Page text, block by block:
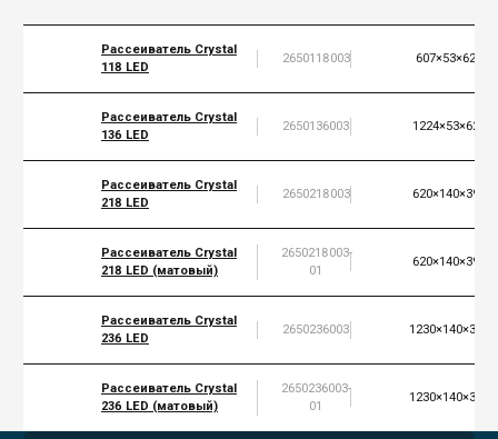
Руководство
Региональные представители
Контакты
Рассеиватель Crystal
118 LED
2650118003 607×53×62
Рассеиватель Crystal
136 LED
2650136003 1224×53×62
Рассеиватель Crystal
218 LED
2650218003 620×140×39
Рассеиватель Crystal
218 LED (матовый)
2650218003-
01
620×140×39
Рассеиватель Crystal
236 LED
2650236003 1230×140×39
Рассеиватель Crystal
236 LED (матовый)
2650236003-
01
1230×140×39